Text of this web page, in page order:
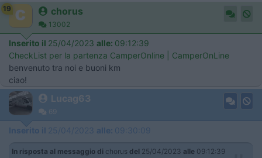
19
chorus
13002
Inserito il 25/04/2023 alle: 09:12:39
CheckList per la partenza CamperOnline | CamperOnLine
benvenuto tra noi e buoni km
ciao!
Lucag63
69
Inserito il 25/04/2023 alle: 09:30:09
In risposta al messaggio di chorus del 25/04/2023 alle 09:12:39